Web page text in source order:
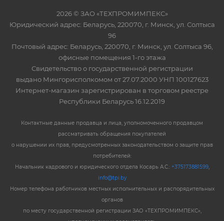
2026 © ЗАО «ТЕХПРОМИМПЕКС»
Юридический адрес: Беларусь, 220070, г. Минск, ул. Солтыса
96
Почтовый адрес: Беларусь, 220070, г. Минск, ул. Солтыса 96,
офисные помещения 1-го этажа
Свидетельство о государственной регистрации
выдано Мингорисполкомом от 27.07.2000 УНП 100127623
Интернет-магазин зарегистрирован в торговом реестре
Республики Беларусь 16.12.2019
Контактные данные продавца и лица, уполномоченного продавцом
рассматривать обращения покупателей
о нарушении их прав, предусмотренных законодательством о защите прав
потребителей:
Начальник кадрового и юридического отдела Косарь А.С.: +375173881599,
info@tpi.by
Номер телефона работников местных исполнительных и распорядительных
органов
по месту государственной регистрации ЗАО «ТЕХПРОМИМПЕКС»,